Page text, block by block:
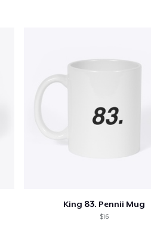
King 83. Pennii Mug
$16